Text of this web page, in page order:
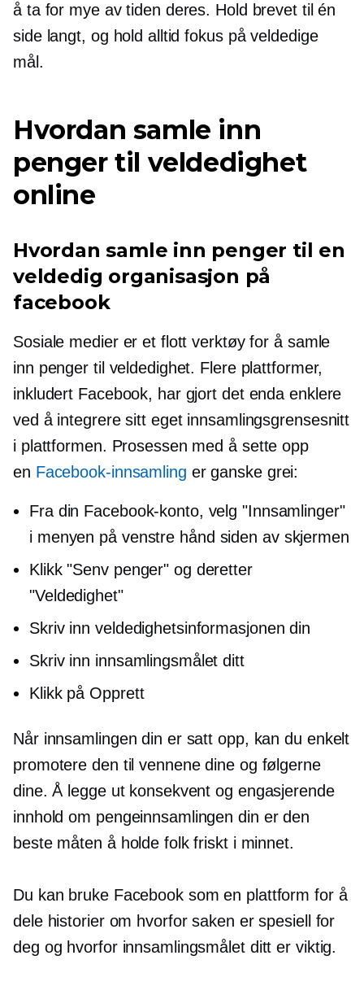
å ta for mye av tiden deres. Hold brevet til én
side langt, og hold alltid fokus på veldedige
mål.
Hvordan samle inn
penger til veldedighet
online
Hvordan samle inn penger til en
veldedig organisasjon på
facebook
Sosiale medier er et flott verktøy for å samle
inn penger til veldedighet. Flere plattformer,
inkludert Facebook, har gjort det enda enklere
ved å integrere sitt eget innsamlingsgrensesnitt
i plattformen. Prosessen med å sette opp
en Facebook-innsamling er ganske grei:
Fra din Facebook-konto, velg "Innsamlinger"
i menyen på venstre hånd siden av skjermen
Klikk "Senv penger" og deretter
"Veldedighet"
Skriv inn veldedighetsinformasjonen din
Skriv inn innsamlingsmålet ditt
Klikk på Opprett
Når innsamlingen din er satt opp, kan du enkelt
promotere den til vennene dine og følgerne
dine. Å legge ut konsekvent og engasjerende
innhold om pengeinnsamlingen din er den
beste måten å holde folk friskt i minnet.
Du kan bruke Facebook som en plattform for å
dele historier om hvorfor saken er spesiell for
deg og hvorfor innsamlingsmålet ditt er viktig.